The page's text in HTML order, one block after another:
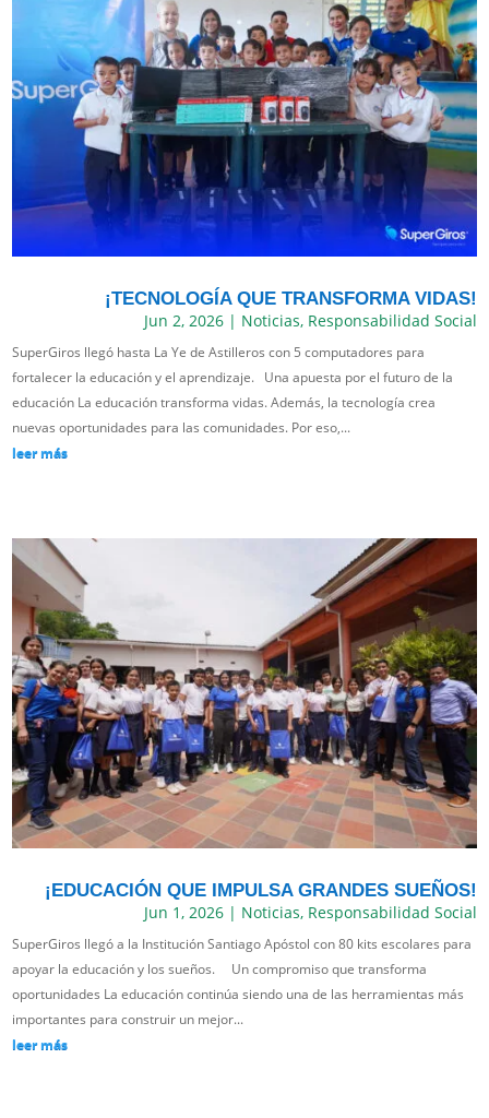
¡TECNOLOGÍA QUE TRANSFORMA VIDAS!
Jun 2, 2026| Noticias, Responsabilidad Social
SuperGiros llegó hasta La Ye de Astilleros con 5 computadores para
fortalecer la educación y el aprendizaje. Una apuesta por el futuro de la
educación La educación transforma vidas. Además, la tecnología crea
nuevas oportunidades para las comunidades. Por eso,...
leer más
¡EDUCACIÓN QUE IMPULSA GRANDES SUEÑOS!
Jun 1, 2026| Noticias, Responsabilidad Social
SuperGiros llegó a la Institución Santiago Apóstol con 80 kits escolares para
apoyar la educación y los sueños. Un compromiso que transforma
oportunidades La educación continúa siendo una de las herramientas más
importantes para construir un mejor...
leer más